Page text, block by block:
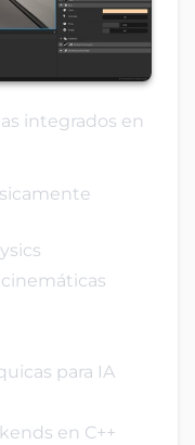
integrados en
para IA
en C++